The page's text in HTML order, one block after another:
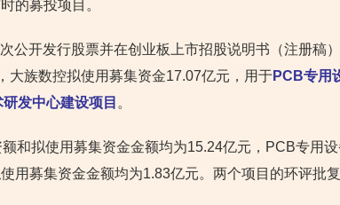
的募投项目。
公开发行股票并在创业板上市招股说明书（注册稿）
大族数控拟使用募集资金17.07亿元，用于PCB专用
发中心建设项目 。
和拟使用募集资金金额均为15.24亿元，PCB专用设
用募集资金金额均为1.83亿元。两个项目的环评批